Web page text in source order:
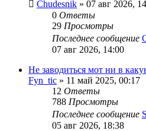
Chudesnik » 07 авг 2026,
0 Ответы
29 Просмотры
Последнее сообщение
07 авг 2026, 14:00
Не заводиться мот ни в
Fyn_tic » 11 май 2025, 00:17
12 Ответы
788 Просмотры
Последнее сообщение
05 авг 2026, 18:38